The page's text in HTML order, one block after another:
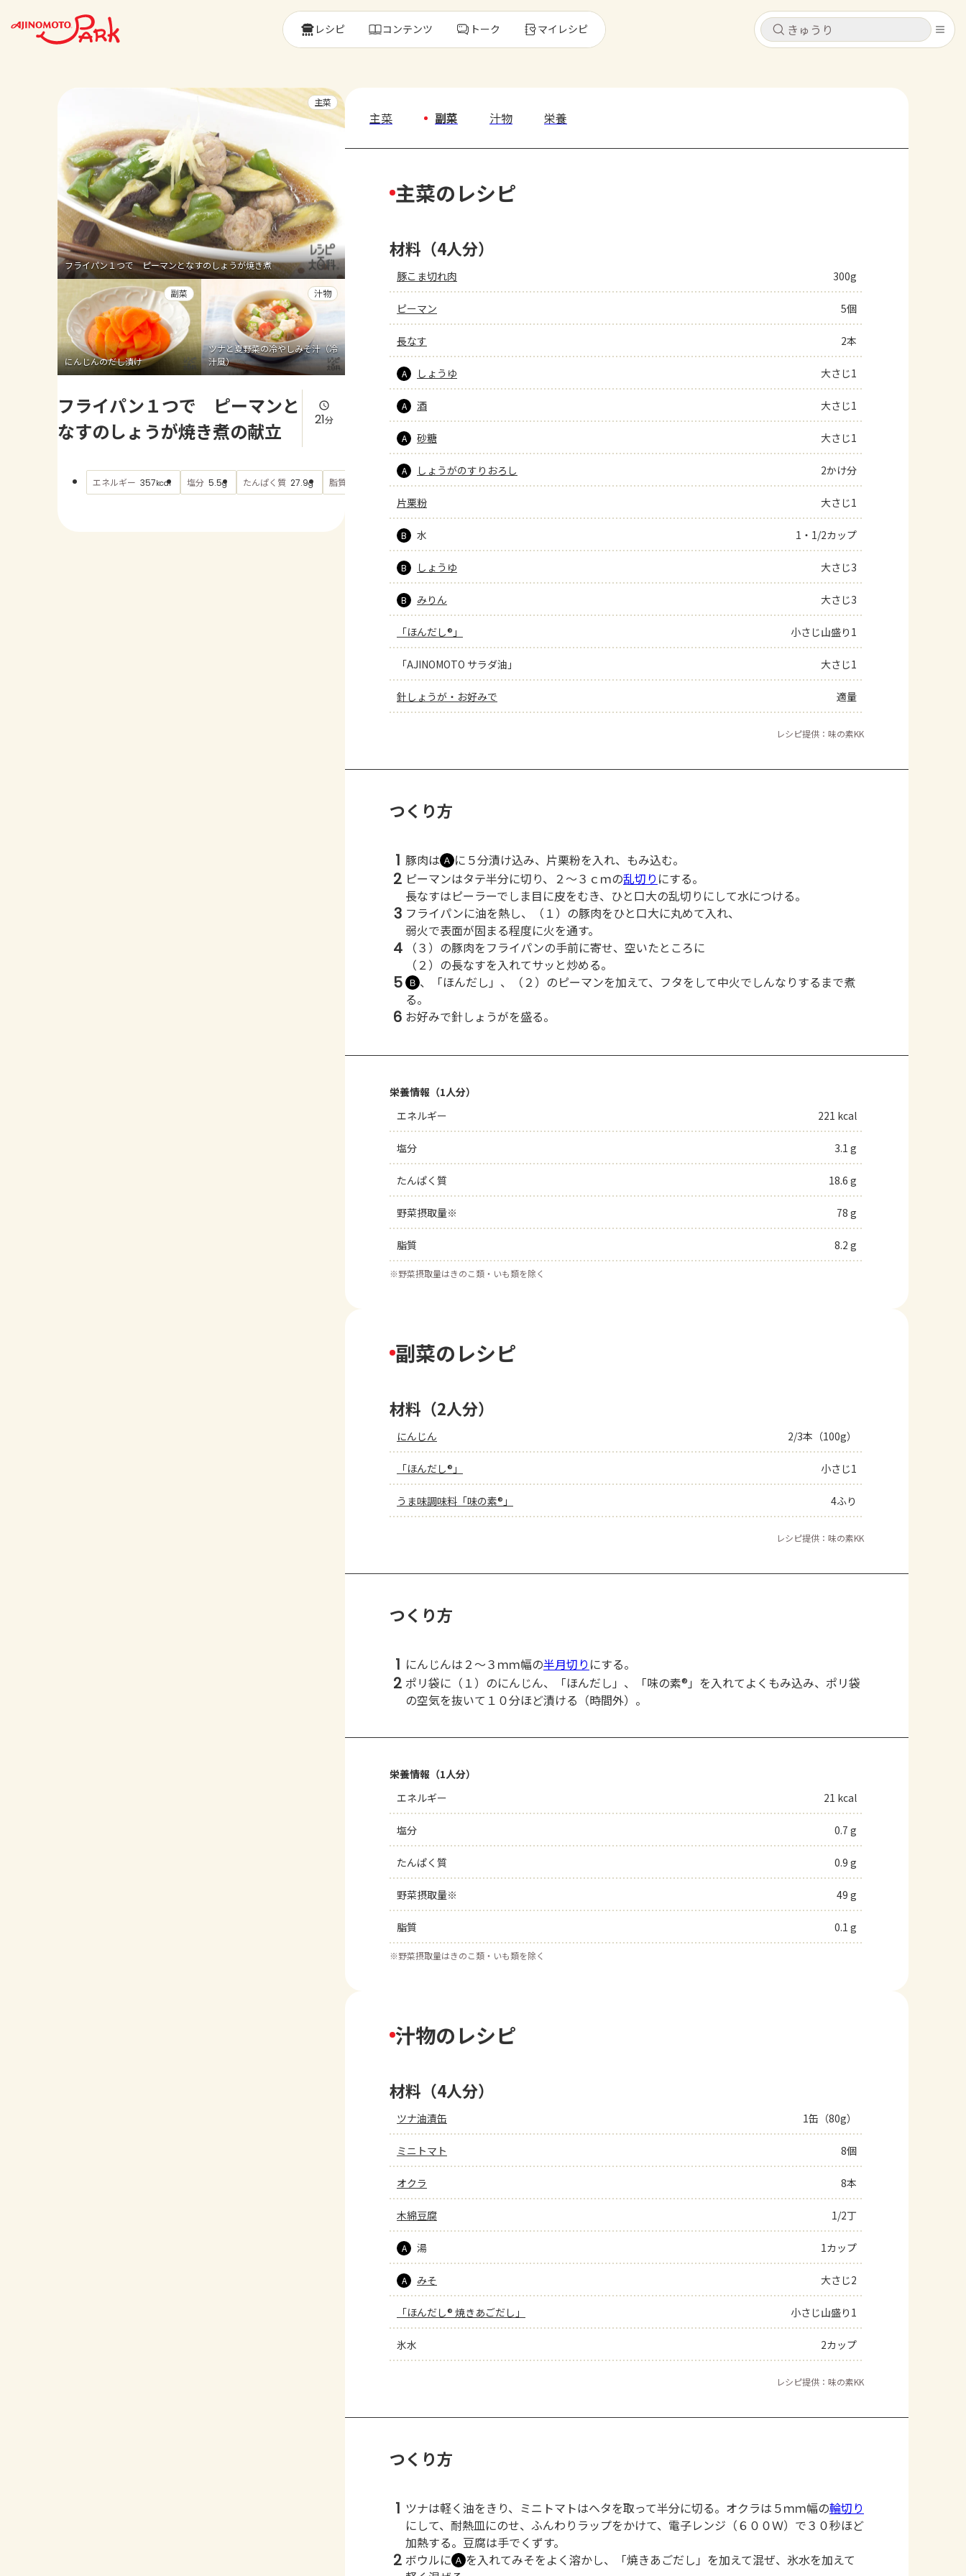
キャンセル
よくあるお問い合わせ
お買い物
キャンセル
レシピ コンテンツ トーク マイレシピ
フライパン１つで ピーマンとなすのしょうが焼き煮
主菜
にんじんのだし漬け
副菜
ツナと夏野菜の冷やしみそ汁（冷
汁風）
汁物
フライパン１つで ピーマンと
なすのしょうが焼き煮の献立
21分
エネルギー 357kcal 塩分 5.5g たんぱく質 27.9g 脂質 もっと見る
主菜 副菜 汁物 栄養
主菜のレシピ
材料（4人分）
豚こま切れ肉 300g
ピーマン 5個
長なす 2本
A しょうゆ 大さじ1
A 酒 大さじ1
A 砂糖 大さじ1
A しょうがのすりおろし 2かけ分
片栗粉 大さじ1
B 水 1・1/2カップ
B しょうゆ 大さじ3
B みりん 大さじ3
「ほんだし®」 小さじ山盛り1
「AJINOMOTO サラダ油」 大さじ1
針しょうが・お好みで 適量
レシピ提供：味の素KK
つくり方
1 豚肉は Ａ に５分漬け込み、片栗粉を入れ、もみ込む。
2 ピーマンはタテ半分に切り、２～３ｃｍの乱切り にする。
長なすはピーラーでしま目に皮をむき、ひと口大の乱切りにして水につける。
3 フライパンに油を熱し、（１）の豚肉をひと口大に丸めて入れ、
弱火で表面が固まる程度に火を通す。
4
（３）の豚肉をフライパンの手前に寄せ、空いたところに
（２）の長なすを入れてサッと炒める。
5 Ｂ 、「ほんだし」、（２）のピーマンを加えて、フタをして中火でしんなりするまで煮
る。
6 お好みで針しょうがを盛る。
栄養情報（1人分）
エネルギー
221 kcal
塩分 3.1 g
たんぱく質 18.6 g
野菜摂取量※ 78 g
脂質 8.2 g
※野菜摂取量はきのこ類・いも類を除く
副菜のレシピ
材料（2人分）
にんじん 2/3本（100g）
「ほんだし®」 小さじ1
うま味調味料「味の素®」 4ふり
レシピ提供：味の素KK
つくり方
1 にんじんは２～３ｍｍ幅の半月切り にする。
2 ポリ袋に（１）のにんじん、「ほんだし」、「味の素®」を入れてよくもみ込み、ポリ袋
の空気を抜いて１０分ほど漬ける（時間外）。
栄養情報（1人分）
エネルギー
21 kcal
塩分 0.7 g
たんぱく質 0.9 g
野菜摂取量※ 49 g
脂質 0.1 g
※野菜摂取量はきのこ類・いも類を除く
汁物のレシピ
材料（4人分）
ツナ油漬缶 1缶（80g）
ミニトマト 8個
オクラ 8本
木綿豆腐 1/2丁
A 湯 1カップ
A みそ 大さじ2
「ほんだし® 焼きあごだし」 小さじ山盛り1
氷水 2カップ
レシピ提供：味の素KK
つくり方
1 ツナは軽く油をきり、ミニトマトはヘタを取って半分に切る。オクラは５ｍｍ幅の輪切り
にして、耐熱皿にのせ、ふんわりラップをかけて、電子レンジ（６００Ｗ）で３０秒ほど
加熱する。豆腐は手でくずす。
2 ボウルに Ａ を入れてみそをよく溶かし、「焼きあごだし」を加えて混ぜ、氷水を加えて